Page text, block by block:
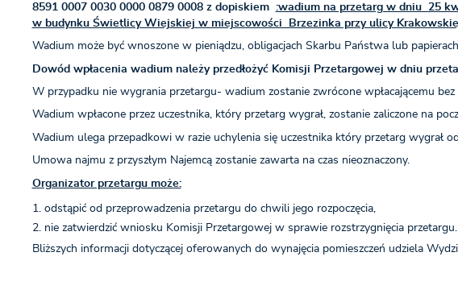
8591 0007 0030 0000 0879 0008 z dopiskiem :wadium na przetarg w dniu 25
w budynku Świetlicy Wiejskiej w miejscowości Brzezinka przy ulicy
Wadium może być wnoszone w pieniądzu, obligacjach Skarbu Państwa lub
Dowód wpłacenia wadium należy przedłożyć Komisji Przetargowej w dniu
W przypadku nie wygrania przetargu- wadium zostanie zwrócone wpłacającemu bez
Wadium wpłacone przez uczestnika, który przetarg wygrał, zostanie zaliczone na
Wadium ulega przepadkowi w razie uchylenia się uczestnika który przetarg wygrał
Umowa najmu z przyszłym Najemcą zostanie zawarta na czas nieoznaczony.
Organizator przetargu może:
odstąpić od przeprowadzenia przetargu do chwili jego rozpoczęcia,
nie zatwierdzić wniosku Komisji Przetargowej w sprawie rozstrzygnięcia przetargu.
Bliższych informacji dotyczącej oferowanych do wynajęcia pomieszczeń udziela